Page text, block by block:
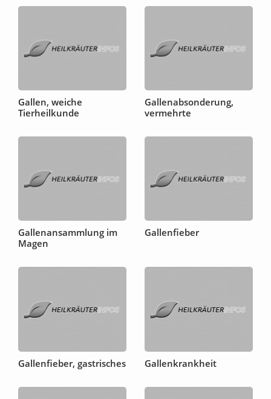
Gallen, weiche
Tierheilkunde
Gallenabsonderung,
vermehrte
Gallenansammlung im
Magen
Gallenfieber
Gallenfieber, gastrisches Gallenkrankheit